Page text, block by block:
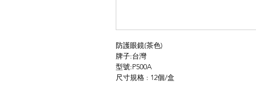
防護眼鏡(茶色)
牌子:台灣
型號:P500A
尺寸規格 : 12個/盒